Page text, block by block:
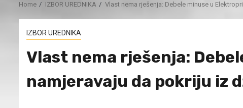
Home IZBOR UREDNIKA Vlast nema rješenja: Debele minuse u
IZBOR UREDNIKA
Vlast nema rješenja:
namjeravaju da pokriju iz